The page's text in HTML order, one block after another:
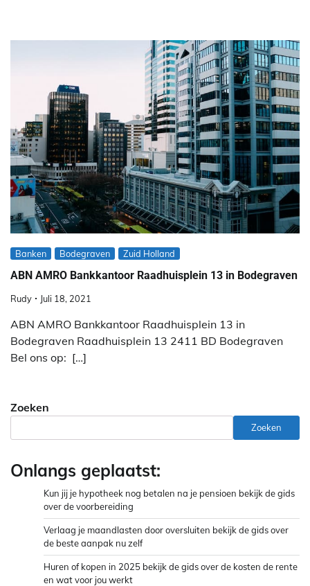
Banken Bodegraven Zuid Holland
ABN AMRO Bankkantoor Raadhuisplein 13 in Bodegraven
Rudy Juli 18, 2021
ABN AMRO Bankkantoor Raadhuisplein 13 in
Bodegraven Raadhuisplein 13 2411 BD Bodegraven
Bel ons op: […]
Zoeken
Zoeken
Onlangs geplaatst:
Kun jij je hypotheek nog betalen na je pensioen bekijk de gids
over de voorbereiding
Verlaag je maandlasten door oversluiten bekijk de gids over
de beste aanpak nu zelf
Huren of kopen in 2025 bekijk de gids over de kosten de rente
en wat voor jou werkt